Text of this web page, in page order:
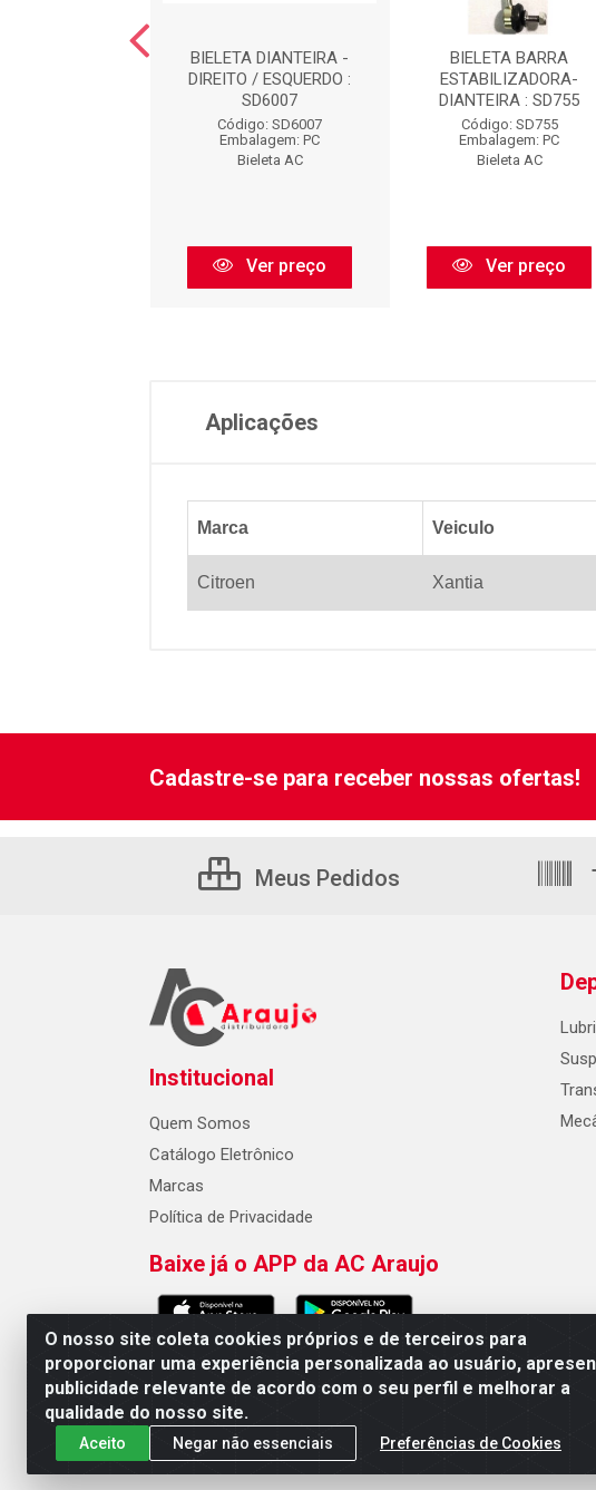
BIELETA DIANTEIRA -
DIREITO / ESQUERDO :
SD6007
Código: SD6007
Embalagem: PC
Bieleta AC
Ver preço
BIELETA BARRA
ESTABILIZADORA-
DIANTEIRA : SD755
Código: SD755
Embalagem: PC
Bieleta AC
Ver preço
Aplicações
Marca Veiculo
Citroen Xantia
O nosso site coleta cookies próprios e de terceiros para
proporcionar uma experiência personalizada ao usuário,
publicidade relevante de acordo com o seu perfil e melhorar a
qualidade do nosso site.
Aceito Negar não essenciais Preferências de Cookies
Cadastre-se para receber nossas ofertas!
Meus Pedidos
Institucional
Quem Somos
Catálogo Eletrônico
Marcas
Política de Privacidade
Baixe já o APP da AC Araujo
AC Araujo Distribuidora - Rua Carneiro de